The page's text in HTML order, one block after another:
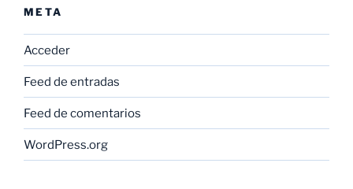
META
Acceder
Feed de entradas
Feed de comentarios
WordPress.org